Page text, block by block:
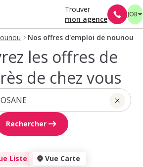
Trouver
mon agence
JOB
Nos offres d'emploi de nounou
les offres de
de chez vous
Rechercher
Liste Vue Carte